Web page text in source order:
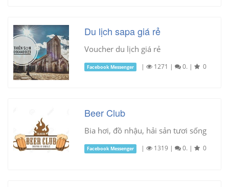
Du lịch sapa giá rẻ
Voucher du lịch giá rẻ
Facebook Messenger | 1271 | 0. | 0
Beer Club
Bia hơi, đồ nhậu, hải sản tươi sống
Facebook Messenger | 1319 | 0. | 0